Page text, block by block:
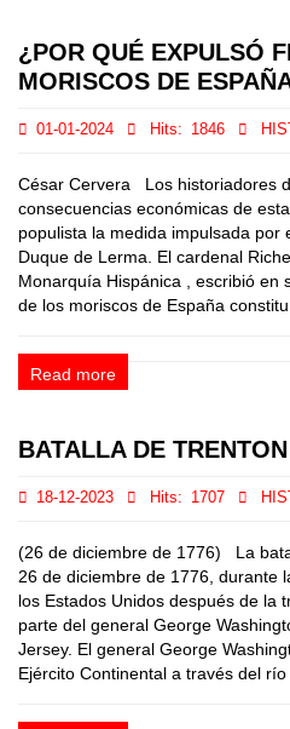
¿POR QUÉ EXPULSÓ
MORISCOS DE
01-01-2024 Hits: 1846
César Cervera Los historiadores
consecuencias económicas de
populista la medida impulsada por
Duque de Lerma. El cardenal
Monarquía Hispánica , escribió en
de los moriscos de España
Read more
BATALLA DE TRENTON
18-12-2023 Hits: 1707
(26 de diciembre de 1776) La
26 de diciembre de 1776, durante
los Estados Unidos después de la
parte del general George
Jersey. El general George
Ejército Continental a través del río